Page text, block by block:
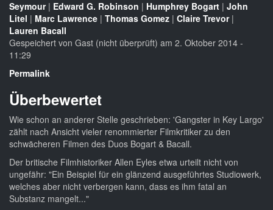
Seymour| Edward G. Robinson | Humphrey Bogart | John
Litel | Marc Lawrence | Thomas Gomez | Claire Trevor|
Lauren Bacall
Gespeichert von Gast (nicht überprüft) am 2. Oktober 2014 -
11:29
Permalink
Überbewertet
Wie schon an anderer Stelle geschrieben: 'Gangster in Key Largo'
zählt nach Ansicht vieler renommierter Filmkritiker zu den
schwächeren Filmen des Duos Bogart & Bacall.
Der britische Filmhistoriker Allen Eyles etwa urteilt nicht von
ungefähr: "Ein Beispiel für ein glänzend ausgeführtes Studiowerk,
welches aber nicht verbergen kann, dass es ihm fatal an
Substanz mangelt..."